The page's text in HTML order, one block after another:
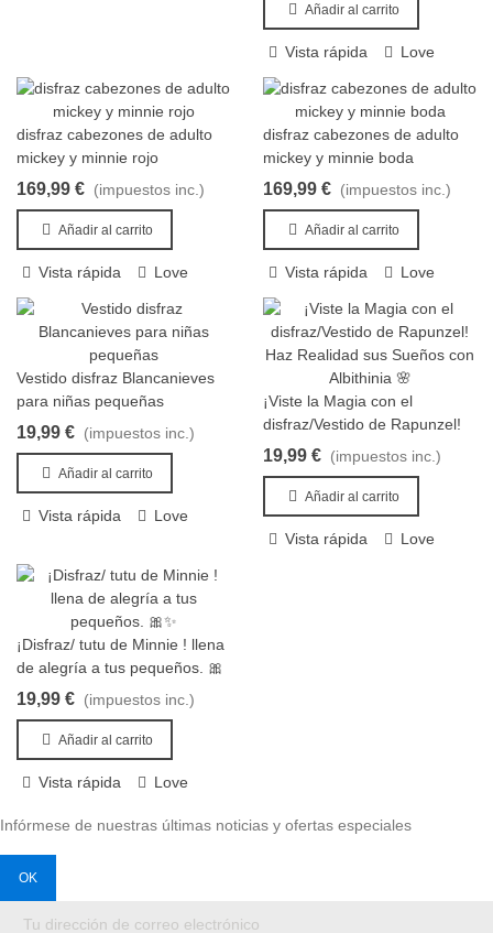
Añadir al carrito
Vista rápida Love
disfraz cabezones de adulto
mickey y minnie rojo
169,99 € (impuestos inc.)
Añadir al carrito
Vista rápida Love
disfraz cabezones de adulto
mickey y minnie boda
169,99 € (impuestos inc.)
Añadir al carrito
Vista rápida Love
Vestido disfraz Blancanieves
para niñas pequeñas
19,99 € (impuestos inc.)
Añadir al carrito
Vista rápida Love
Añadir al carrito
¡Viste la Magia con el
disfraz/Vestido de Rapunzel!
Haz Realidad sus Sueños con
Albithinia 🌸
19,99 € (impuestos inc.)
Añadir al carrito
Vista rápida Love
¡Disfraz/ tutu de Minnie ! llena
de alegría a tus pequeños. 🎀
✨
19,99 € (impuestos inc.)
Añadir al carrito
Vista rápida Love
Infórmese de nuestras últimas noticias y ofertas especiales